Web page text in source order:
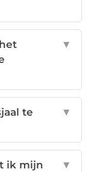
▼
te
▼
ik mijn
▼